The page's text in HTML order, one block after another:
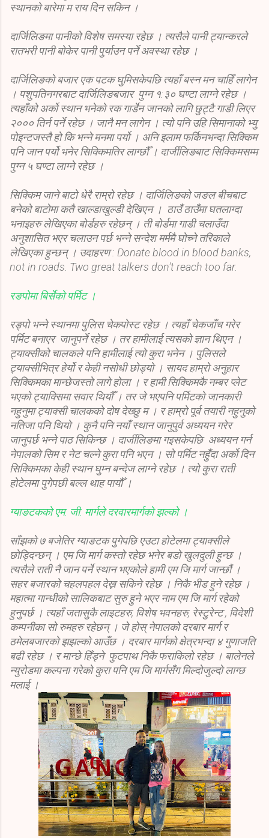
स्थानको बारेमा म राय दिन सकिन ।
दार्जिलिङमा पानीको विशेष समस्या रहेछ । त्यसैले पानी ट्यान्करले
रातभरी पानी बोकेर पानी पुर्याउन पर्ने अवस्था रहेछ ।
दार्जिलिङको बजार एक पटक घुमिसकेपछि त्यहाँ बस्न मन चाहिँ लागेन
। पशुपतिनगरबाट दार्जिलिङबजार पुग्न १:३० घण्टा लाग्ने रहेछ ।
त्यहाँको अर्को स्थान भनेको रक गार्डेन जानको लागि छुट्टै गाडी लिएर
२००० तिर्न पर्ने रहेछ । जानै मन लागेन । त्यो पनि उहि सिमानाको भ्यु
पोइन्टजस्तै हो कि भन्ने मनमा पर्यो । अनि इलाम फर्किनभन्दा सिक्किम
पनि जान पर्यो भनेर सिक्किमतिर लाग्छौँ । दार्जीलिङबाट सिक्किमसम्म
पुग्न ५ घण्टा लाग्ने रहेछ ।
सिक्किम जाने बाटो धेरै राम्रो रहेछ । दार्जिलिङको जङल बीचबाट
बनेको बाटोमा कतै खाल्डाखुल्डी देखिएन । ठाउँ ठाउँमा घतलाग्दा
भनाइहरु लेखिएका बोर्डहरु रहेछन् । ती बोर्डमा गाडी चलाउँदा
अनुशासित भएर चलाउन पर्छ भन्ने सन्देश मर्ममै घोच्ने तरिकाले
लेखिएका हुन्छन् । उदाहरण : Donate blood in blood banks,
not in roads. Two great talkers don't reach too far.
रङपोमा बिर्सेको पर्मिट ।
रङ्पो भन्ने स्थानमा पुलिस चेकपोस्ट रहेछ । त्यहाँ चेकजाँच गरेर
पर्मिट बनाएर जानुपर्ने रहेछ । तर हामीलाई त्यसको ज्ञान थिएन ।
ट्याक्सीको चालकले पनि हामीलाई त्यो कुरा भनेन । पुलिसले
ट्याक्सीभित्र हेर्यो र केही नसोधी छोड्यो । सायद हाम्रो अनुहार
सिक्किमका मान्छेजस्तो लागे होला । र हामी सिक्किमकै नम्बर प्लेट
भएको ट्याक्सिमा सवार थियौँ । तर जे भएपनि पर्मिटको जानकारी
नहुनुमा ट्याक्सी चालकको दोष देख्छु म । र हाम्रो पूर्व तयारी नहुनुको
नतिजा पनि थियो । कुनै पनि नयाँ स्थान जानुपुर्व अध्ययन गरेर
जानुपर्छ भन्ने पाठ सिकिन्छ । दार्जीलिङमा गइसकेपछि अध्ययन गर्न
नेपालको सिम र नेट चल्ने कुरा पनि भएन । सो पर्मिट नहुँदा अर्को दिन
सिक्किमका केही स्थान घुम्न बन्देज लाग्ने रहेछ । त्यो कुरा राती
होटेलमा पुगेपछी बल्ल थाह पायौँ ।
ग्याङटकको एम. जी. मार्गले दरवारमार्गको झल्को ।
साँझको ७ बजेतिर ग्याङटक पुगेपछि एउटा होटेलमा ट्याक्सीले
छोड्दिन्छन् । एम जि मार्ग कस्तो रहेछ भनेर बडो खुलदुली हुन्छ ।
त्यसैले राती नै जान पर्ने स्थान भएकोले हामी एम जि मार्ग जान्छौं ।
सहर बजारको चहलपहल देख्न सकिने रहेछ । निकै भीड हुने रहेछ ।
महात्मा गान्धीको सालिकबाट सुरु हुने भएर नाम एम जि मार्ग रहेको
हुनुपर्छ । त्यहाँ जतासुकै लाइटहरु, विशेष भवनहरु, रेस्टुरेन्ट , विदेशी
कम्पनीका सो रुमहरु रहेछन् । जे होस् नेपालको दरबार मार्ग र
ठमेलबजारको झझल्को आउँछ । दरबार मार्गको क्षेत्रभन्दा ४ गुणाजति
बढी रहेछ । र मान्छे हिँड्ने फुटपाथ निकै फराकिलो रहेछ । बालेनले
न्युरोडमा कल्पना गरेको कुरा पनि एम जि मार्गसँग मिल्दोजुल्दो लाग्छ
मलाई ।